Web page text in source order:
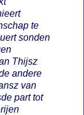
te
sonden
Thijsz
andere
van
part tot